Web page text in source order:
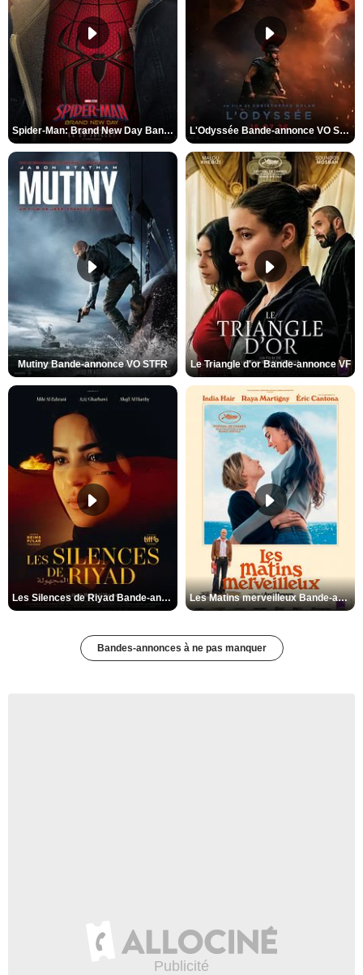
Spider-Man: Brand New Day Bande-annonce VO STFR L'Odyssée Bande-annonce VO STFR
Mutiny Bande-annonce VO STFR Le Triangle d'or Bande-annonce VF
Les Silences de Riyad Bande-annonce VO STFR Les Matins merveilleux Bande-annonce VF
Bandes-annonces à ne pas manquer